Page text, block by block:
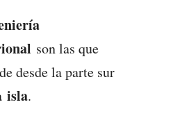
son las que
desde la parte sur
isla.